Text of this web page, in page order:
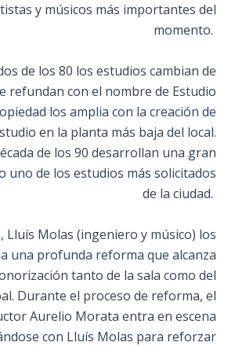
y músicos más importantes del
momento.
de los 80 los estudios cambian de
refundan con el nombre de Estudio
los amplia con la creación de
en la planta más baja del local.
de los 90 desarrollan una gran
uno de los estudios más solicitados
de la ciudad.
Lluís Molas (ingeniero y músico) los
una profunda reforma que alcanza
tanto de la sala como del
Durante el proceso de reforma, el
Aurelio Morata entra en escena
con Lluís Molas para reforzar